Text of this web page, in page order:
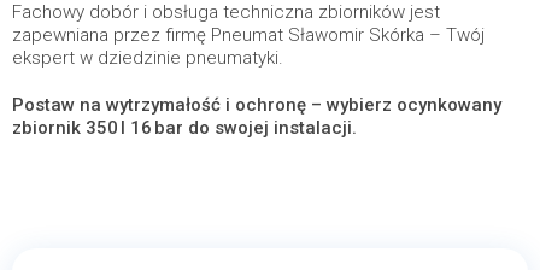
Fachowy dobór i obsługa techniczna zbiorników jest
zapewniana przez firmę Pneumat Sławomir Skórka – Twój
ekspert w dziedzinie pneumatyki.
Postaw na wytrzymałość i ochronę – wybierz ocynkowany
zbiornik 350 l 16 bar do swojej instalacji.